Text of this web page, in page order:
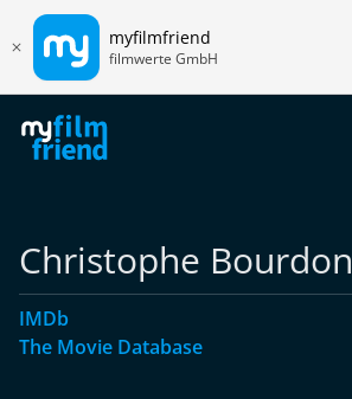
myfilmfriend
filmwerte GmbH
Christophe Bourdon
IMDb
The Movie Database